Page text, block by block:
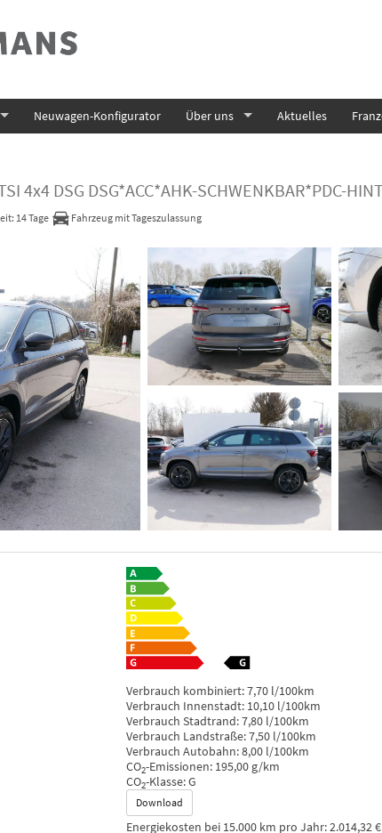
Neuwagen-Konfigurator Über uns Aktuelles
4x4 DSG DSG*ACC*AHK-SCHWENKBAR*PDC-
14 Tage Fahrzeug mit Tageszulassung
Verbrauch kombiniert:7,70 l/100km
Verbrauch Innenstadt: 10,10 l/100km
Verbrauch Stadtrand:7,80 l/100km
Verbrauch Landstraße:7,50 l/100km
Verbrauch Autobahn:8,00 l/100km
CO2-Emissionen: 195,00 g/km
CO2-Klasse:G
Download
Energiekosten bei 15.000 km pro Jahr:2.014,32 €